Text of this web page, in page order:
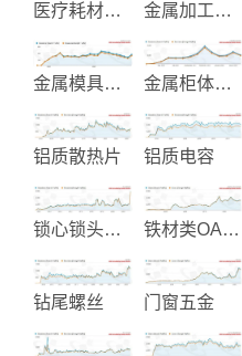
医疗耗材产品 金属加工切削刀具
金属模具代工制造 金属柜体与移动推车
铝质散热片 铝质电容
锁心锁头制造 铁材类OA卫浴家具制造
钻尾螺丝 门窗五金